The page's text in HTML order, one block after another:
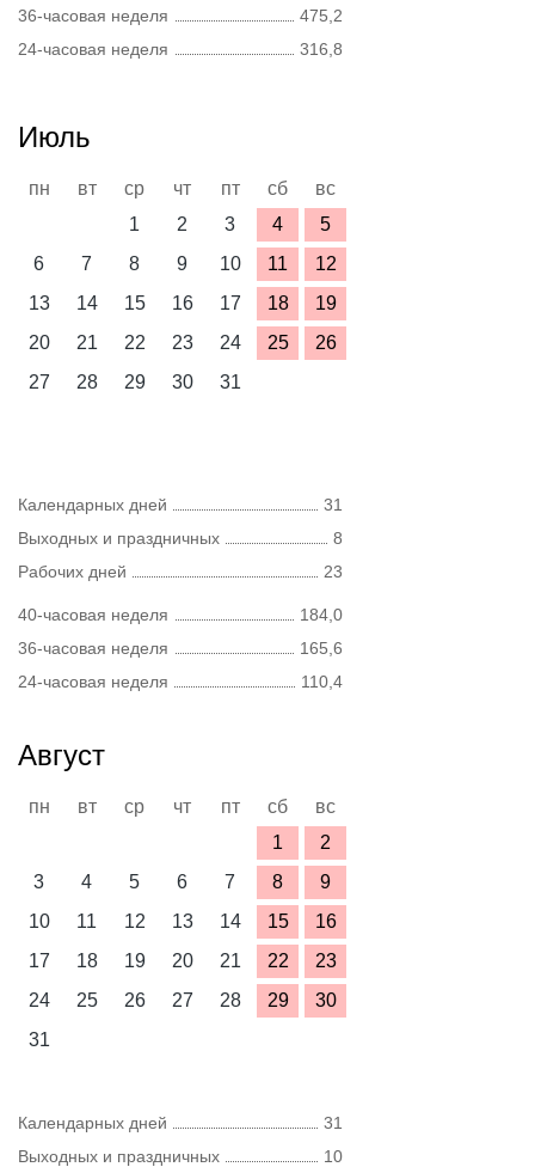
36-часовая неделя
475,2
24-часовая неделя
316,8
Июль
пн вт ср чт пт сб
вс
1
2 3 4
5
6
7 8 9 10 11
12
13
14 15 16 17 18
19
20
21 22 23 24 25
26
27
28 29 30 31
Календарных дней
31
Выходных и праздничных
8
Рабочих дней
23
40-часовая неделя
184,0
36-часовая неделя
165,6
24-часовая неделя
110,4
Август
пн вт ср чт пт сб
вс
1
2
3
4 5 6 7 8
9
10
11 12 13 14 15
16
17
18 19 20 21 22
23
24
25 26 27 28 29
30
31
Календарных дней
31
Выходных и праздничных
10